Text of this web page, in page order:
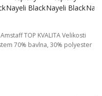
TOP KVALITA Velikosti
70% bavlna, 30% polyester